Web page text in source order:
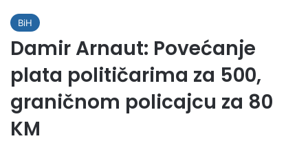
BiH
Damir Arnaut: Povećanje
plata političarima za 500,
graničnom policajcu za 80
KM